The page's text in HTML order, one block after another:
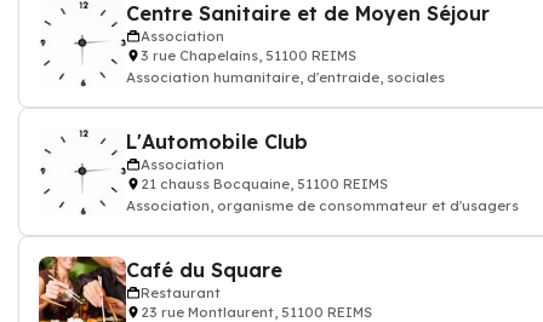
Centre Sanitaire et de Moyen Séjour
Association
3 rue Chapelains, 51100 REIMS
Association humanitaire, d'entraide, sociales
L'Automobile Club
Association
21 chauss Bocquaine, 51100 REIMS
Association, organisme de consommateur et d'usagers
Café du Square
Restaurant
23 rue Montlaurent, 51100 REIMS